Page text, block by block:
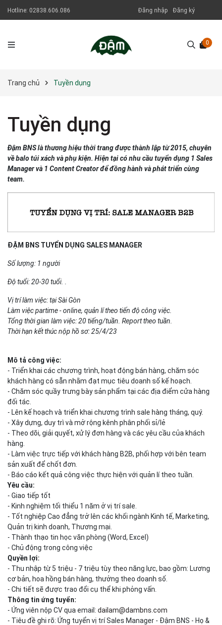
Hotline: 02838.606.086 Đăng nhập Đăng ký
0
Trang chủ Tuyền dụng
Tuyền dụng
Đậm BNS là thương hiệu thời trang được thành lập từ 2015, chuyên
về balo túi xách và phụ kiện. Hiện tại có nhu cầu tuyển dụng 1 Sales
Manager và 1 Content Creator để đồng hành và phát triển cùng
team.
ĐẬM BNS TUYỂN DỤNG SALES MANAGER
Số lượng: 1 người
Độ tuổi: 20-30 tuổi. .
Vị trí làm việc: tại Sài Gòn
Làm việc partime - online, quản lí theo tiến độ công việc.
Tổng thời gian làm việc: 20 tiếng/tuần. Report theo tuần.
Thời hạn kết thúc nộp hồ sơ: 25/4/23
Mô tả công việc:
- Triển khai các chương trình, hoạt động bán hàng, chăm sóc
khách hàng có sẵn nhằm đạt mục tiêu doanh số kế hoạch.
- Chăm sóc quầy trưng bày sản phẩm tại các địa điểm cửa hàng
đối tác.
- Lên kế hoạch và triển khai chương trình sale hàng tháng, quý.
- Xây dựng, duy trì và mở rộng kênh phân phối sỉ/lẻ
- Theo dõi, giải quyết, xử lý đơn hàng và các yêu cầu của khách
hàng.
- Làm việc trực tiếp với khách hàng B2B, phối hợp với bên team
sản xuất để chốt đơn.
- Báo cáo kết quả công việc thực hiện với quản lí theo tuần.
Yêu cầu:
- Giao tiếp tốt
- Kinh nghiệm tối thiểu 1 năm ở vị trí sale.
- Tốt nghiệp Cao đẳng trở lên các khối ngành Kinh tế, Marketing,
Quản trị kinh doanh, Thương mại.
- Thành thạo tin học văn phòng (Word, Excel)
- Chủ động trong công việc
Quyền lợi:
- Thu nhập từ 5 triệu - 7 triệu tùy theo năng lực, bao gồm: Lương
cơ bản, hoa hồng bán hàng, thưởng theo doanh số.
- Chi tiết sẽ được trao đổi cụ thể khi phỏng vấn.
Thông tin ứng tuyển:
- Ứng viên nộp CV qua email: dailam@dambns.com
- Tiêu đề ghi rõ: Ứng tuyển vị trí Sales Manager - Đậm BNS - Họ &